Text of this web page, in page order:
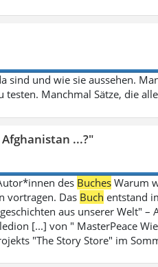
sind und wie sie aussehen.
testen. Manchmal Sätze, die
...?"
des Buches Warum
vortragen. Das Buch entstand
aus unserer Welt"
[...] von " MasterPeace
"The Story Store" im